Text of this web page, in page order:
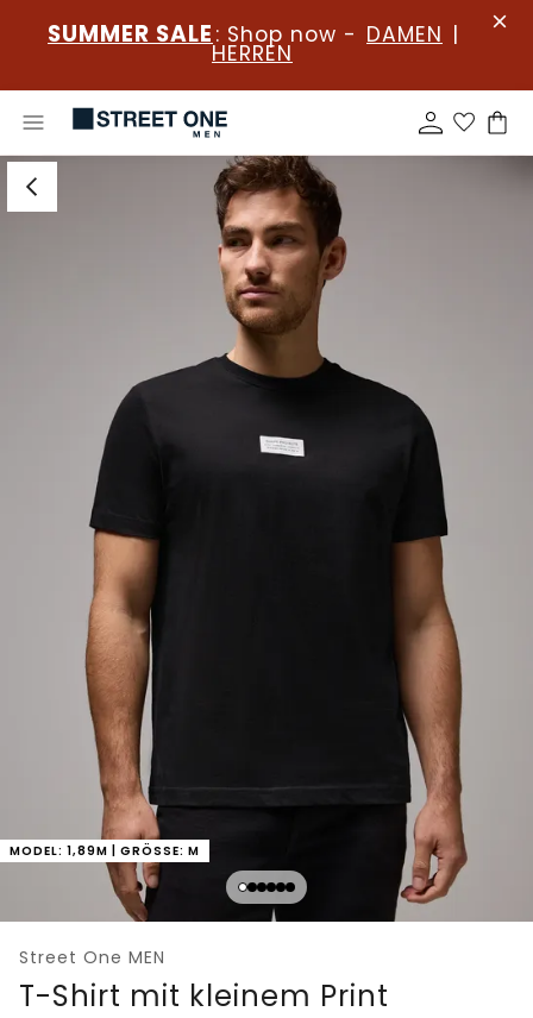
SUMMER SALE : Shop now - DAMEN |
HERREN
MODEL: 1,89M | GRÖSSE: M
Street One MEN
T-Shirt mit kleinem Print